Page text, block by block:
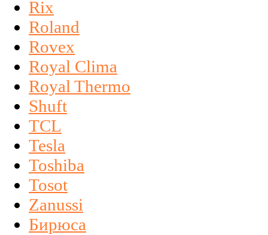
Rix
Roland
Rovex
Royal Clima
Royal Thermo
Shuft
TCL
Tesla
Toshiba
Tosot
Zanussi
Бирюса